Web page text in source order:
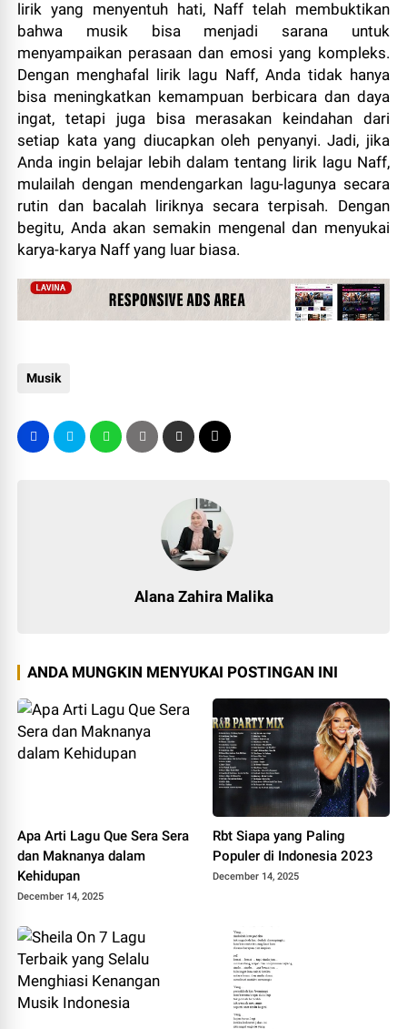
lirik yang menyentuh hati, Naff telah membuktikan
bahwa musik bisa menjadi sarana untuk
menyampaikan perasaan dan emosi yang kompleks.
Dengan menghafal lirik lagu Naff, Anda tidak hanya
bisa meningkatkan kemampuan berbicara dan daya
ingat, tetapi juga bisa merasakan keindahan dari
setiap kata yang diucapkan oleh penyanyi. Jadi, jika
Anda ingin belajar lebih dalam tentang lirik lagu Naff,
mulailah dengan mendengarkan lagu-lagunya secara
rutin dan bacalah liriknya secara terpisah. Dengan
begitu, Anda akan semakin mengenal dan menyukai
karya-karya Naff yang luar biasa.
Musik
Alana Zahira Malika
ANDA MUNGKIN MENYUKAI POSTINGAN INI
Apa Arti Lagu Que Sera Sera
dan Maknanya dalam
Kehidupan
December 14, 2025
Rbt Siapa yang Paling
Populer di Indonesia 2023
December 14, 2025